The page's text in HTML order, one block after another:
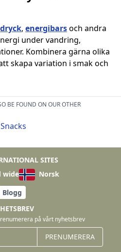
dryck, energibarsoch andra
under vandring,
Kombinera gärna olika
skapa variation i smak och
BE FOUND ON OUR OTHER
SITES
wide
Norsk
Blogg
på vårt nyhetsbrev
PRENUMERERA